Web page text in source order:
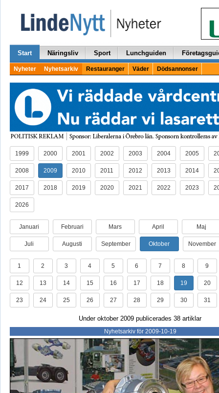
Start Näringsliv Sport Lunchguiden
Nyheter Nyhetsarkiv Restauranger Väder Dödsannonser
1999 2000 2001 2002 2003 2004 2005
2008 2009 2010 2011 2012 2013 2014
2017 2018 2019 2020 2021 2022 2023
2026
Januari Februari Mars April Maj
Juli Augusti September Oktober November
1 2 3 4 5 6 7 8 9
12 13 14 15 16 17 18 19 20
23 24 25 26 27 28 29 30 31
Under oktober 2009 publicerades 38 artiklar
Nyhetsarkiv för 2009-10-19